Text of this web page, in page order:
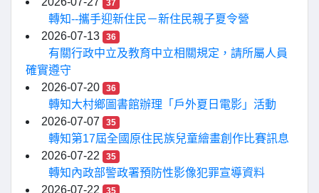
37
轉知--攜手迎新住民－新住民親子夏令營
2026-07-13
36
有關行政中立及教育中立相關規定，請所屬人員
確實遵守
2026-07-20
36
轉知大村鄉圖書館辦理「戶外夏日電影」活動
2026-07-07
35
轉知第17屆全國原住民族兒童繪畫創作比賽訊息
2026-07-22
35
轉知內政部警政署預防性影像犯罪宣導資料
2026-07-22
35